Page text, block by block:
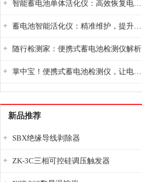
智能蓄电池单体活化仪：高效恢复电池性能，延长蓄电池使用寿命
蓄电池智能活化仪：精准维护，提升电池健康状态
随行检测家：便携式蓄电池检测仪解析
掌中宝！便携式蓄电池检测仪，让电池检测变得简单又快捷！
新品推荐
SBX绝缘导线剥除器
ZK-3C三相可控硅调压触发器